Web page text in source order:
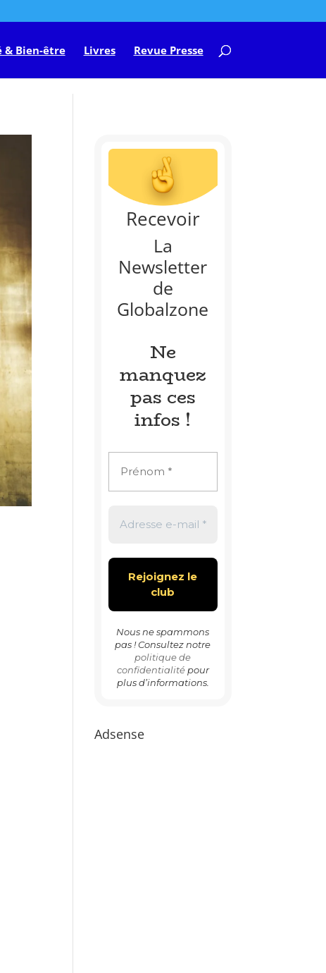
& Bien-être Livres Revue Presse
Recevoir
La
Newsletter
de
Globalzone
Ne
manquez
pas ces
infos !
Nous ne spammons
pas ! Consultez notre
politique de
confidentialitépour
plus d’informations.
Adsense